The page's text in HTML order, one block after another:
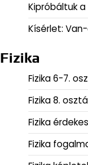
Kipróbáltuk
Kísérlet:
Fizika
Fizika 6-7.
Fizika 8.
Fizika
Fizika